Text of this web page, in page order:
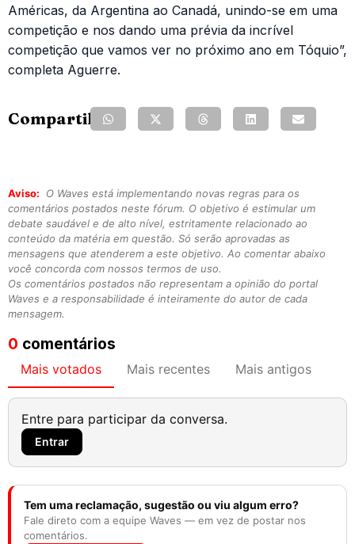
Américas, da Argentina ao Canadá, unindo-se em uma
competição e nos dando uma prévia da incrível
competição que vamos ver no próximo ano em Tóquio”,
completa Aguerre.
Compartilhe:
Aviso:
O Waves está implementando novas regras para os
comentários postados neste fórum. O objetivo é estimular um
debate saudável e de alto nível, estritamente relacionado ao
conteúdo da matéria em questão. Só serão aprovadas as
mensagens que atenderem a este objetivo. Ao comentar abaixo
você concorda com nossos termos de uso.
Os comentários postados não representam a opinião do portal
Waves e a responsabilidade é inteiramente do autor de cada
mensagem.
0 comentários
Mais votados Mais recentes Mais antigos
Entre para participar da conversa.
Entrar
Tem uma reclamação, sugestão ou viu algum erro?
Fale direto com a equipe Waves — em vez de postar nos
comentários.